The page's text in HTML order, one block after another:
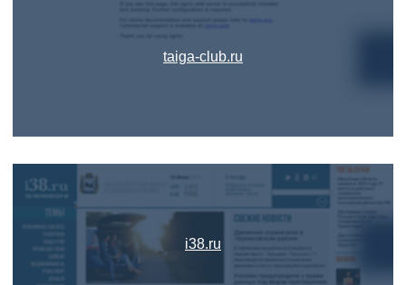
taiga-club.ru
i38.ru